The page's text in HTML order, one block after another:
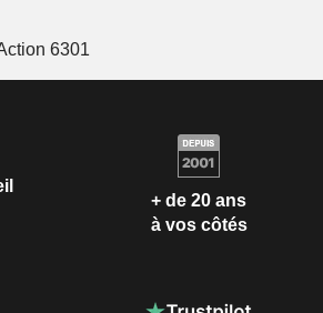
6301
+ de 20 ans
à vos côtés